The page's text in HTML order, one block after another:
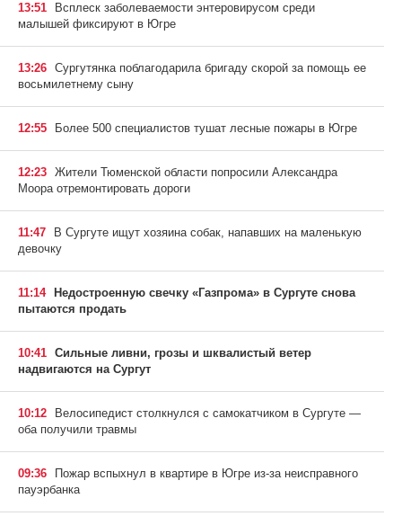
13:51
Всплеск заболеваемости энтеровирусом среди
малышей фиксируют в Югре
13:26 Сургутянка поблагодарила бригаду скорой за помощь ее
восьмилетнему сыну
12:55 Более 500 специалистов тушат лесные пожары в Югре
12:23 Жители Тюменской области попросили Александра
Моора отремонтировать дороги
11:47
В Сургуте ищут хозяина собак, напавших на маленькую
девочку
11:14 Недостроенную свечку «Газпрома» в Сургуте снова
пытаются продать
10:41 Сильные ливни, грозы и шквалистый ветер
надвигаются на Сургут
10:12
Велосипедист столкнулся с самокатчиком в Сургуте —
оба получили травмы
09:36
Пожар вспыхнул в квартире в Югре из-за неисправного
пауэрбанка